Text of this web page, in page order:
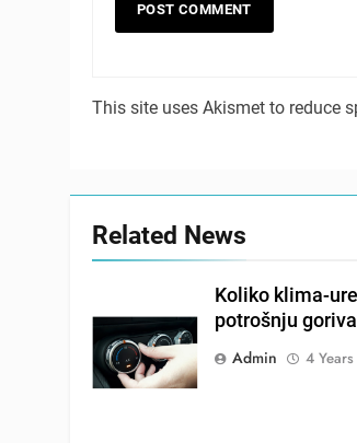
This site uses Akismet to reduce
Related News
Koliko klima-
potrošnju
Admin
4